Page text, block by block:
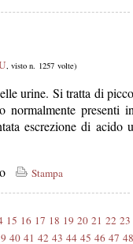
, visto n. 1257 volte)
urine. Si tratta di
normalmente presenti
escrezione di acido
Stampa
15 16 17 18 19 20 21 22 23
40 41 42 43 44 45 46 47 48